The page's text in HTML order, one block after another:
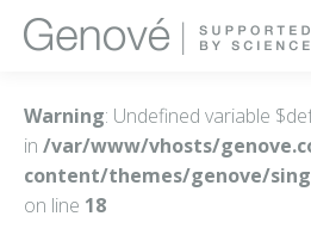
Warning: Undefined variable
in /var/www/vhosts/
content/themes/genove/
on line 18